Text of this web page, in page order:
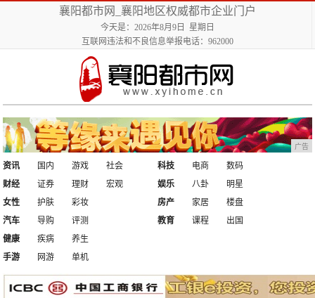
襄阳都市网_襄阳地区权威都市企业门户
今天是：2026年8月9日 星期日
互联网违法和不良信息举报电话：962000
广告
资讯 国内 游戏
社会
财经
证券 理财 宏观
科技 电商
数码
娱乐
八卦
明星
女性
护肤
彩妆
汽车
导购 评测
房产 家居
楼盘
教育
课程
出国
健康
疾病
养生
手游
网游 单机